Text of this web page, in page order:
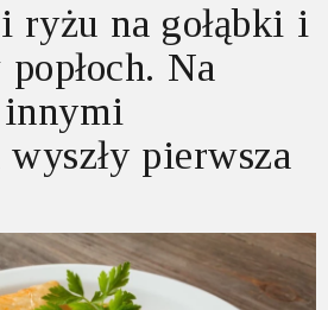
ryżu na gołąbki i
Na
innymi
pierwsza